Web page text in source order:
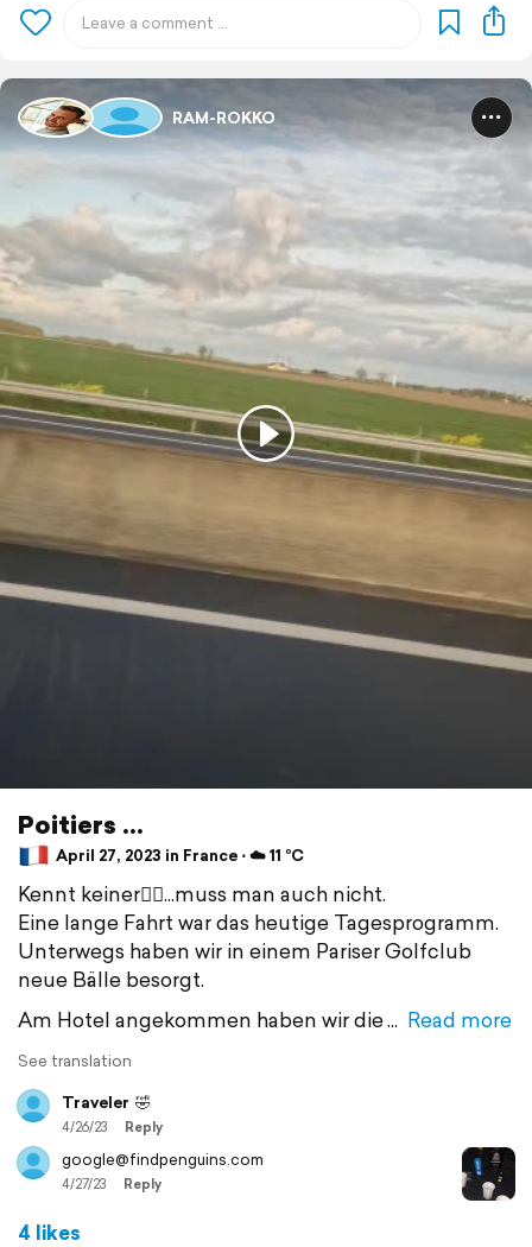
RAM-ROKKO
Poitiers ...
April 27, 2023 in France ⋅ ☁️ 11 °C
Kennt keiner🤷‍♂️...muss man auch nicht.
Eine lange Fahrt war das heutige Tagesprogramm.
Unterwegs haben wir in einem Pariser Golfclub
neue Bälle besorgt.
Am Hotel angekommen haben wir die
Read more
See translation
Traveler 🤣
4/26/23 Reply
google@findpenguins.com
4/27/23 Reply
4 likes